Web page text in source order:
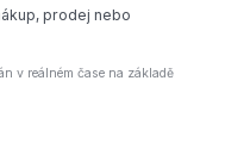
prodej nebo
v reálném čase na základě